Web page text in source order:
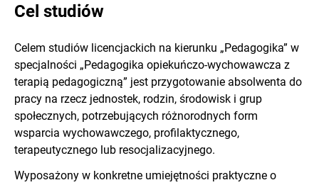
Cel studiów
Celem studiów licencjackich na kierunku „Pedagogika” w
specjalności „Pedagogika opiekuńczo-wychowawcza z
terapią pedagogiczną” jest przygotowanie absolwenta do
pracy na rzecz jednostek, rodzin, środowisk i grup
społecznych, potrzebujących różnorodnych form
wsparcia wychowawczego, profilaktycznego,
terapeutycznego lub resocjalizacyjnego.
Wyposażony w konkretne umiejętności praktyczne o